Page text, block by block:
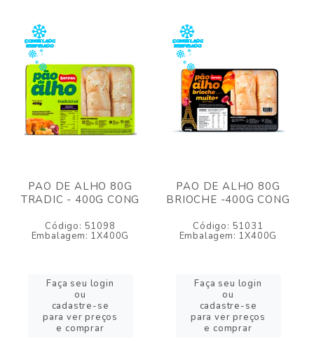
PAO DE ALHO 80G
TRADIC - 400G CONG
Código: 51098
Embalagem: 1X400G
Faça seu login
ou
cadastre-se
para ver preços
e comprar
PAO DE ALHO 80G
BRIOCHE -400G CONG
Código: 51031
Embalagem: 1X400G
Faça seu login
ou
cadastre-se
para ver preços
e comprar